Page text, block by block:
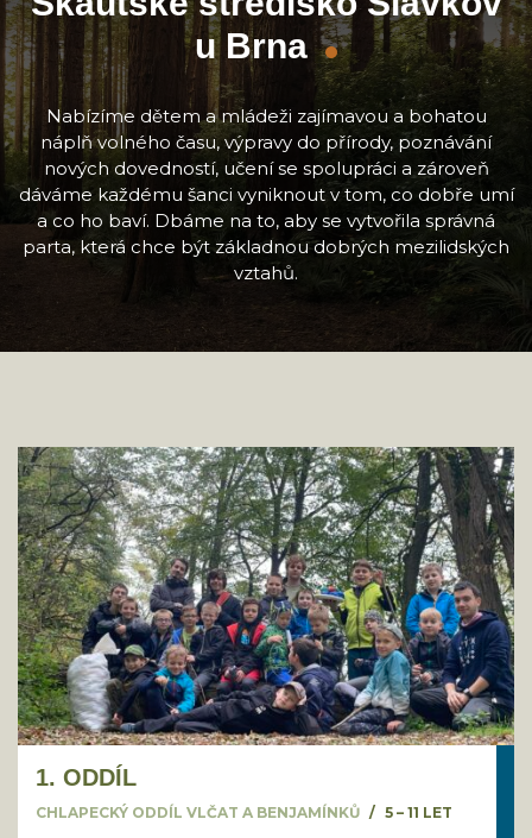
u Brna
Nabízíme dětem a mládeži zajímavou a bohatou
náplň volného času, výpravy do přírody, poznávání
nových dovedností, učení se spolupráci a zároveň
dáváme každému šanci vyniknout v tom, co dobře umí
a co ho baví. Dbáme na to, aby se vytvořila správná
parta, která chce být základnou dobrých mezilidských
vztahů.
1. ODDÍL
CHLAPECKÝ ODDÍL VLČAT A BENJAMÍNKŮ 5 – 11 LET